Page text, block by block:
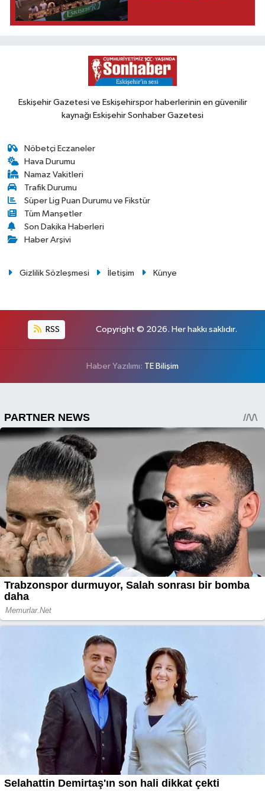
Eskişehir Gazetesi ve Eskişehirspor haberlerinin en güvenilir
kaynağı Eskişehir Sonhaber Gazetesi
Nöbetçi Eczaneler
Hava Durumu
Namaz Vakitleri
Trafik Durumu
Süper Lig Puan Durumu ve Fikstür
Tüm Manşetler
Son Dakika Haberleri
Haber Arşivi
Gizlilik Sözleşmesi İletişim Künye
RSS Copyright © 2026. Her hakkı saklıdır.
Haber Yazılımı: TE Bilişim